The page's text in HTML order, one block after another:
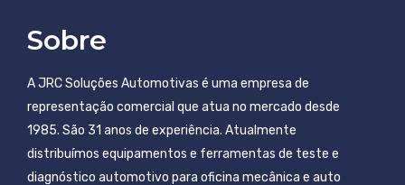
Sobre
A JRC Soluções Automotivas é uma empresa de
representação comercial que atua no mercado desde
1985. São 31 anos de experiência. Atualmente
distribuímos equipamentos e ferramentas de teste e
diagnóstico automotivo para oficina mecânica e auto